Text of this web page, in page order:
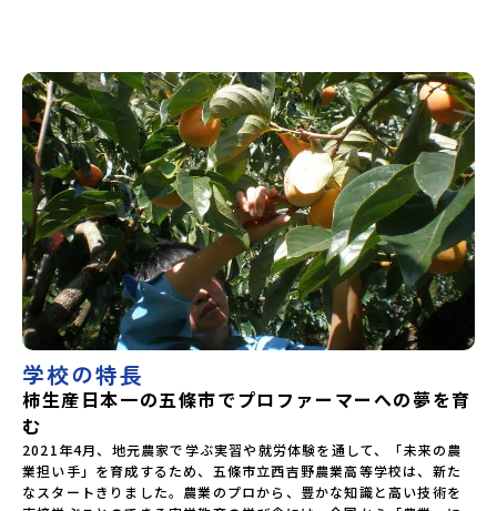
校北海道大樹高等学校北海道池田高等学校北海道白糠高等学
校北海道標津高等学校北海道羅臼高等学校北海道佐呂間高等
学校北海道雄武高等学校北海道月形高等学校 東北 青森県
立三戸高等学校青森県立名久井農業高等学校岩手県立沼宮内
高等学校岩手県立西和賀高等学校岩手県立大槌高等学校岩手
県立岩泉高等学校岩手県立種市高等学校宮城県中新田高等学
校秋田県立男鹿海洋高等学校秋田県立矢島高等学校秋田県立
角館高等学校秋田県立鹿角高等学校山形県立谷地高等学校山
形県立長井工業高等学校山形県立新庄神室産業高等学校金山
校山形県立高畠高等学校山形県立小国高等学校福島県立川俣
高等学校福島県立只見高等学校福島県立猪苗代高等学校福島
県立川口高等学校 関東 茨城県立大子清流高等学校 中
部 新潟県立村上高等学校新潟県立佐渡高等学校新潟県立佐
渡総合高等学校新潟県立羽茂高等学校新潟県立加茂農林高等
学校新潟県立国際情報高等学校石川県立能登高等学校福井県
立若狭高等学校長野県木曽青峰高等学校長野県白馬高等学校
富山県立氷見高等学校静岡県立伊豆総合高等学校土肥分校静
根県立横田高等学校島根県立島根中央高等学校島根県立矢上
高等学校島根県立隠岐島前高等学校岡山県立勝山高等学校
蒜山校地広島県立加計高等学校芸北分校広島県立大崎海星高
学校の特長
柿生産日本一の五條市でプロファーマーへの夢を育
む
2021年4月、地元農家で学ぶ実習や就労体験を通して、「未来の農
業担い手」を育成するため、五條市立西吉野農業高等学校は、新た
なスタートきりました。農業のプロから、豊かな知識と高い技術を